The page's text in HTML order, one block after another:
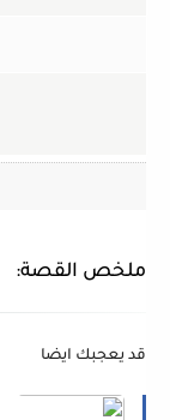
ملخص القصة:
قد يعجبك ايضا